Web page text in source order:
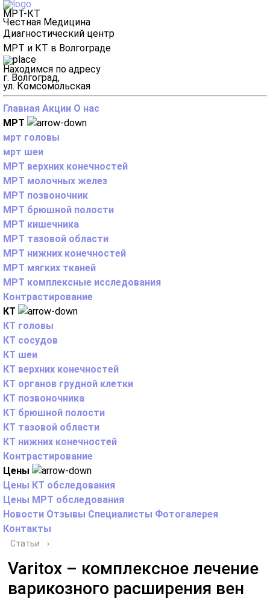
МРТ-КТ
Честная Медицина
Диагностический центр
МРТ и КТ в Волгограде
Находимся по адресу
г. Волгоград,
ул. Комсомольская
Главная Акции О нас
МРТ
мрт головы
мрт шеи
МРТ верхних конечностей
МРТ молочных желез
МРТ позвоночник
МРТ брюшной полости
МРТ кишечника
МРТ тазовой области
МРТ нижних конечностей
МРТ мягких тканей
МРТ комплексные исследования
Контрастирование
КТ
КТ головы
КТ сосудов
КТ шеи
КТ верхних конечностей
КТ органов грудной клетки
КТ позвоночника
КТ брюшной полости
КТ тазовой области
КТ нижних конечностей
Контрастирование
Цены
Цены КТ обследования
Цены МРТ обследования
Новости Отзывы Специалисты Фотогалерея
Контакты
Статьи ›
Varitox – комплексное лечение
варикозного расширения вен